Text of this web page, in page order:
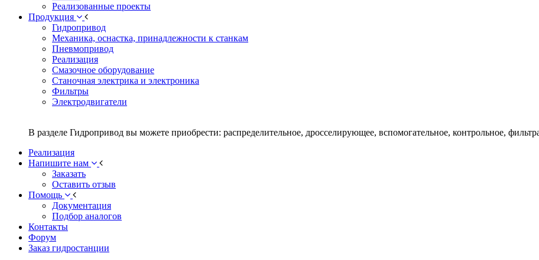
Реализованные проекты
Продукция
Гидропривод
Механика, оснастка, принадлежности к станкам
Пневмопривод
Реализация
Смазочное оборудование
Станочная электрика и электроника
Фильтры
Электродвигатели
В разделе Гидропривод вы можете приобрести: распределительное, дросселирующее, вспомогательное, контрольное,
Реализация
Напишите нам
Заказать
Оставить отзыв
Помощь
Документация
Подбор аналогов
Контакты
Форум
Заказ гидростанции